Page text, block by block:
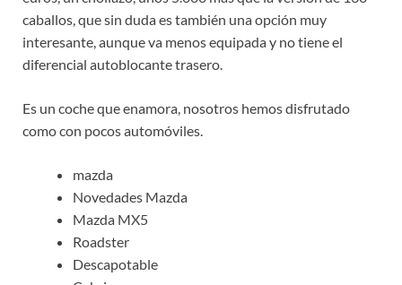
caballos, que sin duda es también una opción muy
interesante, aunque va menos equipada y no tiene el
diferencial autoblocante trasero.
Es un coche que enamora, nosotros hemos disfrutado
como con pocos automóviles.
mazda
Novedades Mazda
Mazda MX5
Roadster
Descapotable